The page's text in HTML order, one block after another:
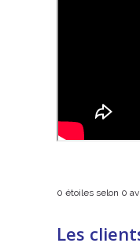
0 étoiles selon 0
Les